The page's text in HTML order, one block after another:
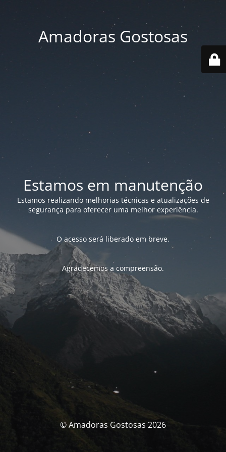
Amadoras Gostosas
Estamos em manutenção
Estamos realizando melhorias técnicas e atualizações de
segurança para oferecer uma melhor experiência.
O acesso será liberado em breve.
Agradecemos a compreensão.
© Amadoras Gostosas 2026